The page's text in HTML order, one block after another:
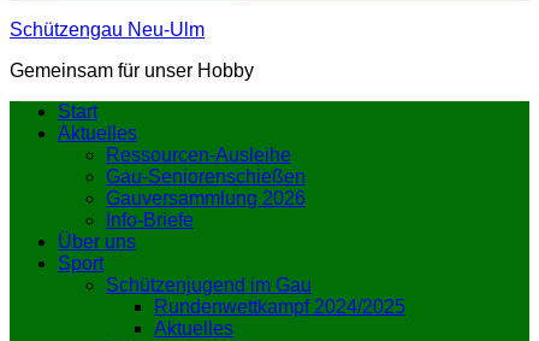
Schützengau Neu-Ulm
Gemeinsam für unser Hobby
Start
Aktuelles
Ressourcen-Ausleihe
Gau-Seniorenschießen
Gauversammlung 2026
Info-Briefe
Über uns
Sport
Schützenjugend im Gau
Rundenwettkampf 2024/2025
Aktuelles